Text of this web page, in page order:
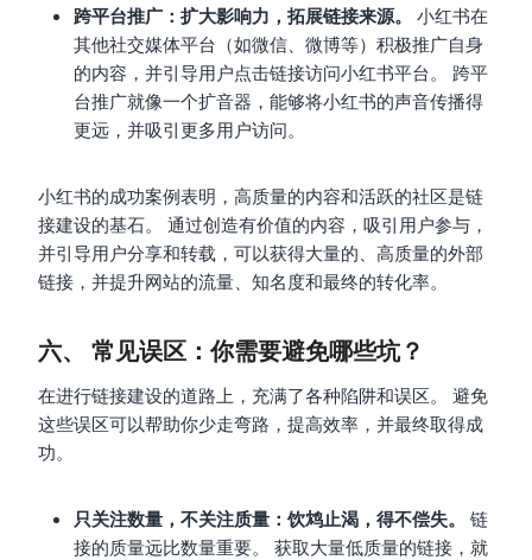
跨平台推广：扩大影响力，拓展链接来源。
小红书在
其他社交媒体平台（如微信、微博等）积极推广自身
的内容，并引导用户点击链接访问小红书平台。 跨平
台推广就像一个扩音器，能够将小红书的声音传播得
更远，并吸引更多用户访问。
小红书的成功案例表明，高质量的内容和活跃的社区是链
接建设的基石。 通过创造有价值的内容，吸引用户参与，
并引导用户分享和转载，可以获得大量的、高质量的外部
链接，并提升网站的流量、知名度和最终的转化率。
六、 常见误区：你需要避免哪些坑？
在进行链接建设的道路上，充满了各种陷阱和误区。 避免
这些误区可以帮助你少走弯路，提高效率，并最终取得成
功。
只关注数量，不关注质量：饮鸩止渴，得不偿失。
链
接的质量远比数量重要。 获取大量低质量的链接，就